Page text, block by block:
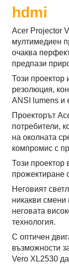
hdmi
Acer Projector
мултимедиен
очаква
предпази
Този
резолюция,
ANSI lumens и
Проекторът
потребители,
на околната
компромис с
Този проектор
прожектиране
Неговият
никакви смени
неговата
технология.
С оптичен
възможности
Vero XL2530